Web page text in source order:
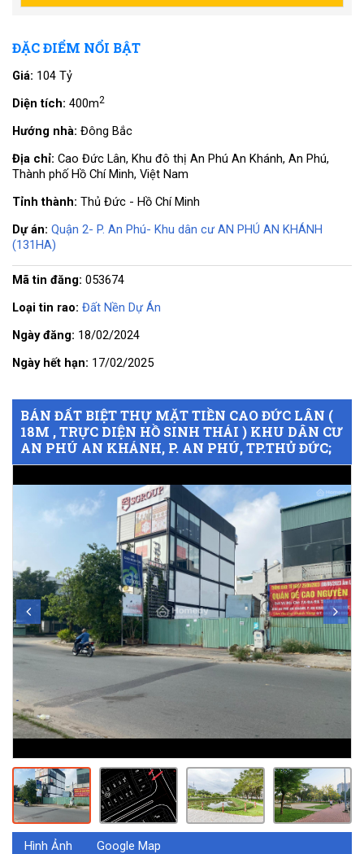
BÁN ĐẤT BIỆT THỰ MẶT TIỀN CAO ĐỨC LÂN (
18M , TRỰC DIỆN HỒ SINH THÁI ) KHU DÂN CƯ
AN PHÚ AN KHÁNH, P. AN PHÚ, TP.THỦ ĐỨC;
Hình Ảnh Google Map
ĐẶC ĐIỂM NỔI BẬT
Giá: 104 Tỷ
Diện tích: 400m2
Hướng nhà: Đông Bắc
Địa chỉ: Cao Đức Lân, Khu đô thị An Phú An Khánh, An Phú,
Thành phố Hồ Chí Minh, Việt Nam
Tỉnh thành: Thủ Đức - Hồ Chí Minh
Dự án: Quận 2- P. An Phú- Khu dân cư AN PHÚ AN KHÁNH
(131HA)
Mã tin đăng: 053674
Loại tin rao: Đất Nền Dự Án
Ngày đăng: 18/02/2024
Ngày hết hạn: 17/02/2025